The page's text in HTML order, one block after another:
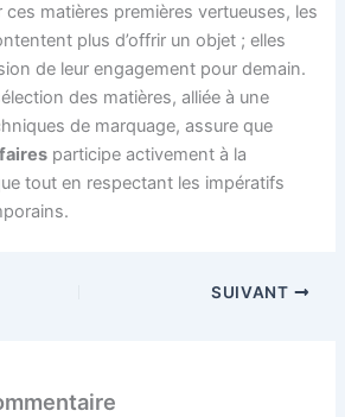
matières premières vertueuses, les
plus d’offrir un objet ; elles
de leur engagement pour demain.
des matières, alliée à une
de marquage, assure que
participe activement à la
tout en respectant les impératifs
SUIVANT